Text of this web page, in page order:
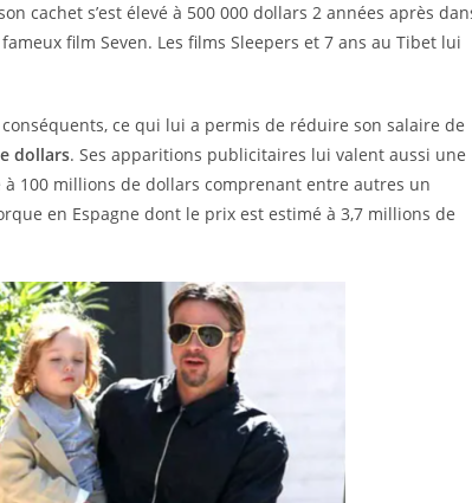
cachet s’est élevé à 500 000 dollars 2 années après
film Seven. Les films Sleepers et 7 ans au Tibet lui
ce qui lui a permis de réduire son salaire de
dollars. Ses apparitions publicitaires lui valent aussi une
100 millions de dollars comprenant entre autres un
en Espagne dont le prix est estimé à 3,7 millions de